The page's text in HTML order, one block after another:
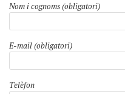
Nom i cognoms (obligatori)
E-mail (obligatori)
Telèfon